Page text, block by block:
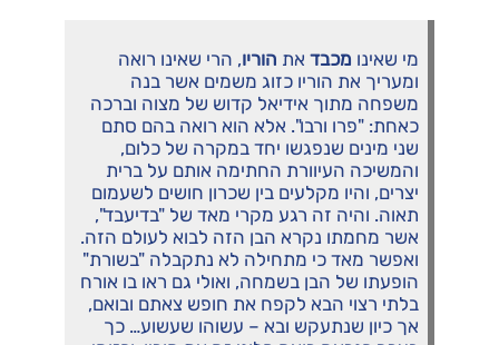
מי שאינו מכבדאת הוריו, הרי שאינו רואה
ומעריך את הוריו כזוג משמים אשר בנה
משפחה מתוך אידיאל קדוש של מצוה וברכה
כאחת: "פרו ורבו". אלא הוא רואה בהם סתם
שני מינים שנפגשו יחד במקרה של כלום,
והמשיכה העיוורת החתימה אותם על ברית
יצרים, והיו מקלעים בין שכרון חושים לשעמום
תאוה. והיה זה רגע מקרי מאד של "בדיעבד",
אשר מחמתו נקרא הבן הזה לבוא לעולם הזה.
ואפשר מאד כי מתחילה לא נתקבלה "בשורת"
הופעתו של הבן בשמחה, ואולי גם ראו בו אורח
בלתי רצוי הבא לקפח את חופש צאתם ובואם,
אך כיון שנתעקש ובא – עשוהו שעשוע… כך